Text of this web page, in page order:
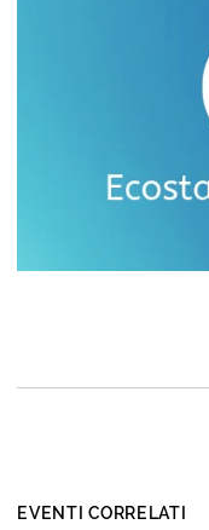
EVENTI CORRELATI